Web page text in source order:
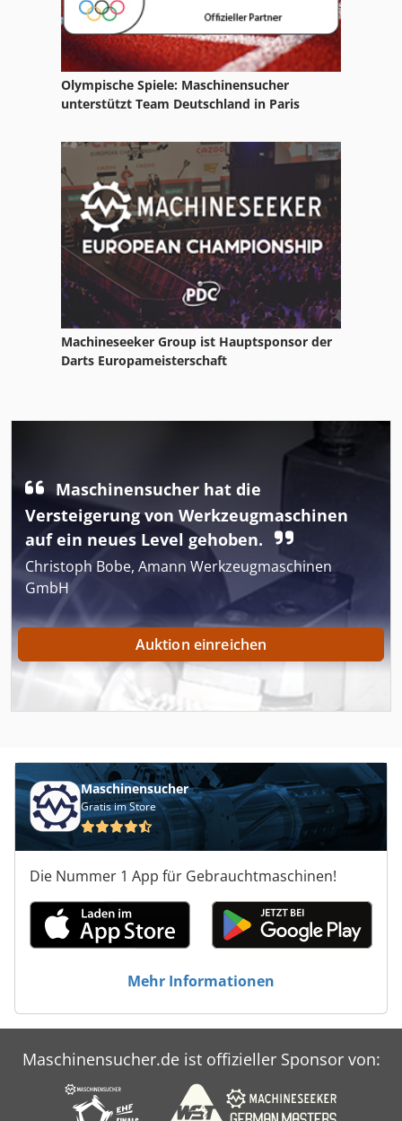
Olympische Spiele: Maschinensucher
unterstützt Team Deutschland in Paris
Machineseeker Group ist Hauptsponsor der
Darts Europameisterschaft
Maschinensucher hat die
Versteigerung von Werkzeugmaschinen
auf ein neues Level gehoben.
Christoph Bobe, Amann Werkzeugmaschinen
GmbH
Auktion einreichen
Maschinensucher
Gratis im Store
Die Nummer 1 App für Gebrauchtmaschinen!
Mehr Informationen
Maschinensucher.de ist offizieller Sponsor von: